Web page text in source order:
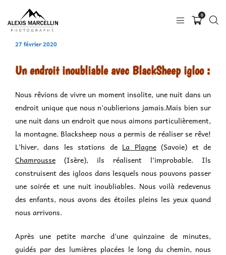
0
27 février 2020
Un endroit inoubliable avec BlackSheep igloo :
Nous rêvions de vivre un moment insolite, une nuit dans un
endroit unique que nous n’oublierions jamais.Mais bien sur
une nuit dans un endroit que nous aimons particulièrement,
la montagne. Blacksheep nous a permis de réaliser se rêve!
L’hiver, dans les stations de La Plagne(Savoie) et de
Chamrousse (Isère), ils réalisent l’improbable. Ils
construisent des igloos dans lesquels nous pouvons passer
une soirée et une nuit inoubliables. Nous voilà redevenus
des enfants, nous avons des étoiles pleins les yeux quand
nous arrivons.
Après une petite marche d’une quinzaine de minutes,
guidés par des lumières placées le long du chemin, nous